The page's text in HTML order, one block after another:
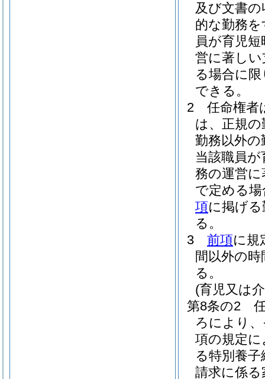
及び文書
的な勤務
員が育児
営に著し
る場合に
できる。
2
任命権者
は、正規
勤務以外
当該職員
務の運営
で定める
項に掲げ
る。
3
前項に規
間以外の
る。
(育児又は
第8条の2
ろにより
項の規定
る特別養
請求に係